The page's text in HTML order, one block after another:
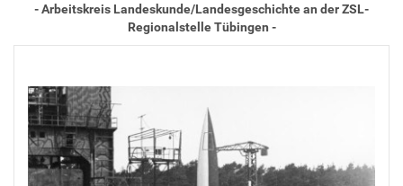
- Arbeitskreis Landeskunde/Landesgeschichte an der ZSL-
Regionalstelle Tübingen -